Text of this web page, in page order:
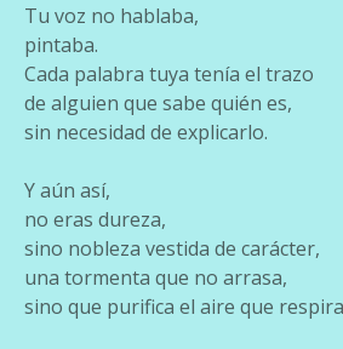
Tu voz no hablaba,
pintaba.
Cada palabra tuya tenía el trazo
de alguien que sabe quién es,
sin necesidad de explicarlo.
Y aún así,
no eras dureza,
sino nobleza vestida de carácter,
una tormenta que no arrasa,
sino que purifica el aire que